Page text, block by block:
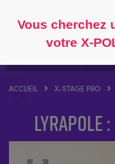
ACCUEIL X-STAGE PRO
LYRAPOLE
Vous cherchez
votre X-